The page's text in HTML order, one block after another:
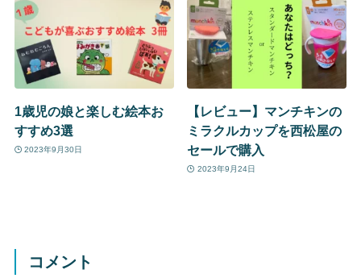
1歳児の娘と楽しむ絵本お
すすめ3選
2023年9月30日
【レビュー】マンチキンの
ミラクルカップを西松屋の
セールで購入
2023年9月24日
コメント